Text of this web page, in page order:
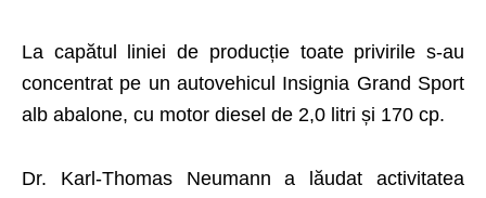
La capătul liniei de producție toate privirile s-au
concentrat pe un autovehicul Insignia Grand Sport
alb abalone, cu motor diesel de 2,0 litri și 170 cp.
Dr. Karl-Thomas Neumann a lăudat activitatea